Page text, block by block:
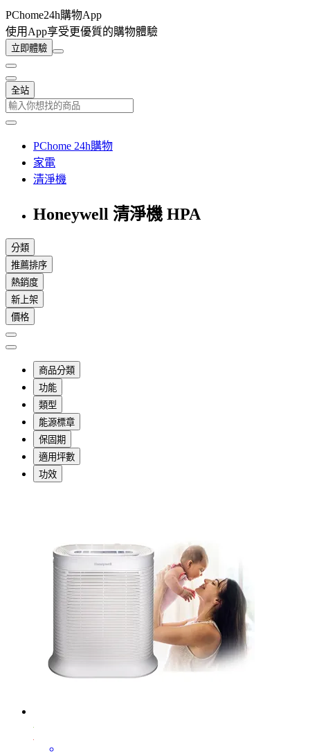
PChome24h購物App
使用App享受更優質的購物體驗
立即體驗
全站
PChome 24h購物
家電
清淨機
Honeywell 清淨機 HPA
分類
推薦排序
熱銷度
新上架
價格
商品分類
功能
類型
能源標章
保固期
適用坪數
功效